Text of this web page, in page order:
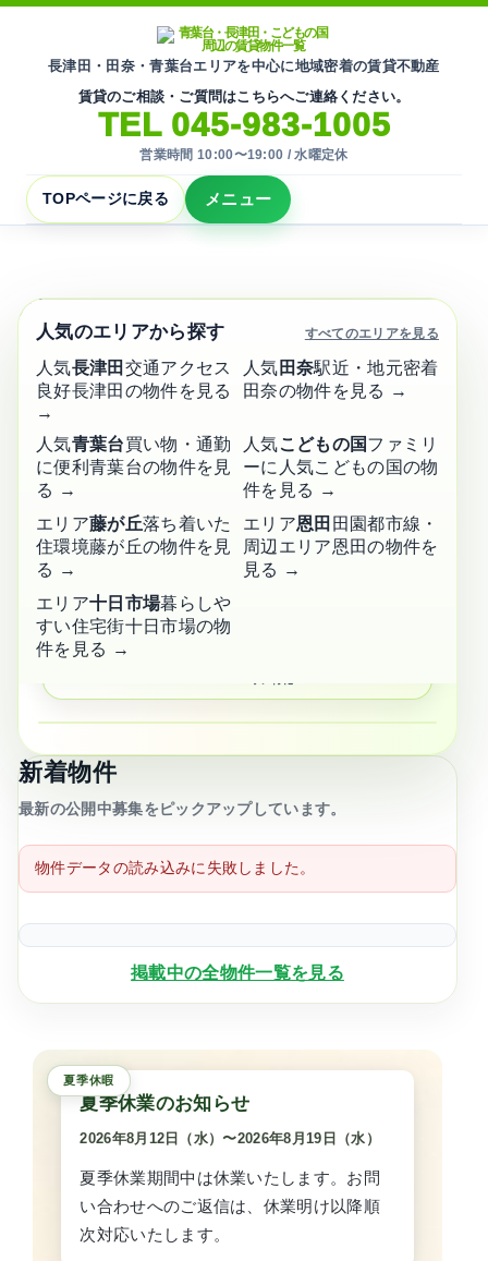
長津田・田奈・青葉台エリアを中心に地域密着の賃貸不動産
賃貸のご相談・ご質問はこちらへご連絡ください。
TEL 045-983-1005
営業時間 10:00〜19:00 / 水曜定休
TOPページに戻る
メニュー
地域密着の賃貸不動産
の賃貸物件一覧
ます。
🏠
地域に根ざして
30年以上
安心のサポート
🤝
管理・紹介
実績多数
信頼のサービス
📍
長津田・田奈・青葉台に
かんたん物件検索
エリア・キーワード
賃料上限
この条件で検索
人気のエリアから探す すべてのエリアを見る
人気長津田 交通アクセス
良好長津田の物件を見る
→
人気 田奈駅近・地元密着
田奈の物件を見る →
人気青葉台買い物・通勤
に便利 青葉台の物件を見
る →
人気こどもの国ファミリ
ーに人気こどもの国の物
件を見る →
エリア藤が丘落ち着いた
住環境藤が丘の物件を見
る →
エリア恩田 田園都市線・
周辺エリア恩田の物件を
見る →
エリア十日市場暮らしや
すい住宅街十日市場の物
件を見る →
新着物件
最新の公開中募集をピックアップしています。
物件データの読み込みに失敗しました。
掲載中の全物件一覧を見る
夏季休業のお知らせ
2026年8月12日（水） 〜2026年8月19日（水）
夏季休業期間中は休業いたします。お問
い合わせへのご返信は、休業明け以降順
次対応いたします。